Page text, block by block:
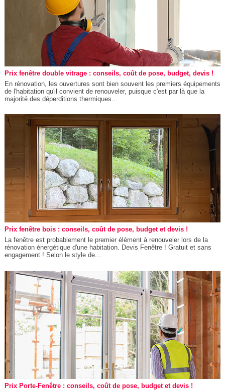
Prix fenêtre double vitrage : conseils, coût de pose, budget, devis !
En rénovation, les ouvertures sont bien souvent les premiers équipements
de l'habitation qu'il convient de renouveler, puisque c'est par là que la
majorité des déperditions thermiques...
Prix fenêtre bois : conseils, coût de pose, budget et devis !
La fenêtre est probablement le premier élément à renouveler lors de la
rénovation énergétique d'une habitation. Devis Fenêtre ! Gratuit et sans
engagement ! Selon le style de...
Prix Porte-Fenêtre : conseils, coût de pose, budget et devis !